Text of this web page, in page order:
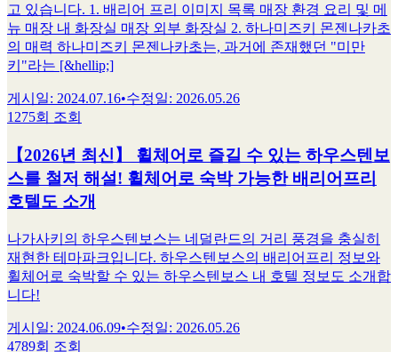
고 있습니다. 1. 배리어 프리 이미지 목록 매장 환경 요리 및 메
뉴 매장 내 화장실 매장 외부 화장실 2. 하나미즈키 몬젠나카초
의 매력 하나미즈키 몬젠나카초는, 과거에 존재했던 "미만
키"라는 [&hellip;]
게시일: 2024.07.16•수정일: 2026.05.26
1275회 조회
【2026년 최신】 휠체어로 즐길 수 있는 하우스텐보
스를 철저 해설! 휠체어로 숙박 가능한 배리어프리
호텔도 소개
나가사키의 하우스텐보스는 네덜란드의 거리 풍경을 충실히
재현한 테마파크입니다. 하우스텐보스의 배리어프리 정보와
휠체어로 숙박할 수 있는 하우스텐보스 내 호텔 정보도 소개합
니다!
게시일: 2024.06.09•수정일: 2026.05.26
4789회 조회